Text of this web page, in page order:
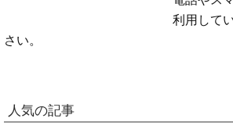
利用して
さい。
人気の記事